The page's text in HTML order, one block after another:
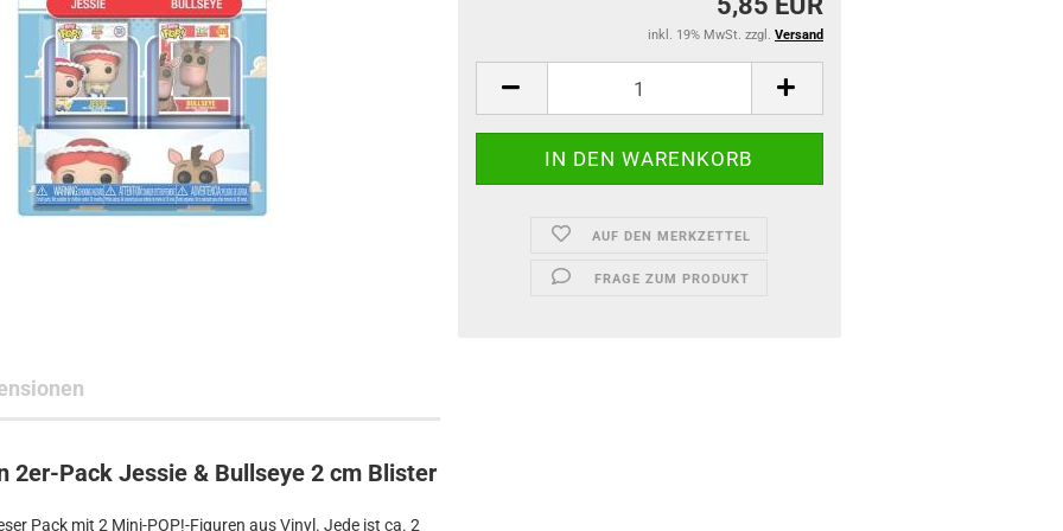
Toys
Subjects
Hersteller
inkl. 19% MwSt. zzgl. Versand
AUF DEN MERKZETTEL
FRAGE ZUM PRODUKT
2er-Pack Jessie & Bullseye 2 cm Blister
Pack mit 2 Mini-POP!-Figuren aus Vinyl. Jede ist ca. 2